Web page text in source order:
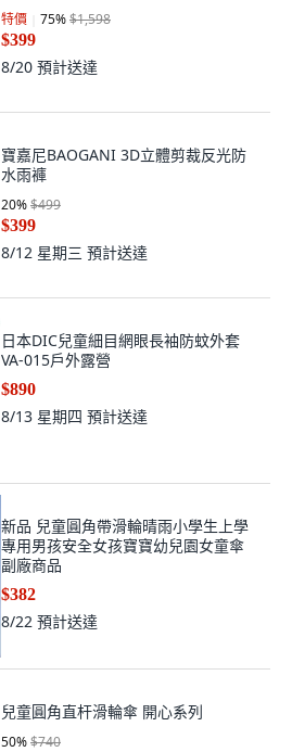
特價 75%$1,598
$399
8/20 預計送達
寶嘉尼BAOGANI 3D立體剪裁反光防
水雨褲
20%$499
$399
8/12 星期三 預計送達
日本DIC兒童細目網眼長袖防蚊外套
VA-015戶外露營
$890
8/13 星期四 預計送達
新品 兒童圓角帶滑輪晴雨小學生上學
專用男孩安全女孩寶寶幼兒園女童傘
副廠商品
$382
8/22 預計送達
兒童圓角直杆滑輪傘 開心系列
50%$740